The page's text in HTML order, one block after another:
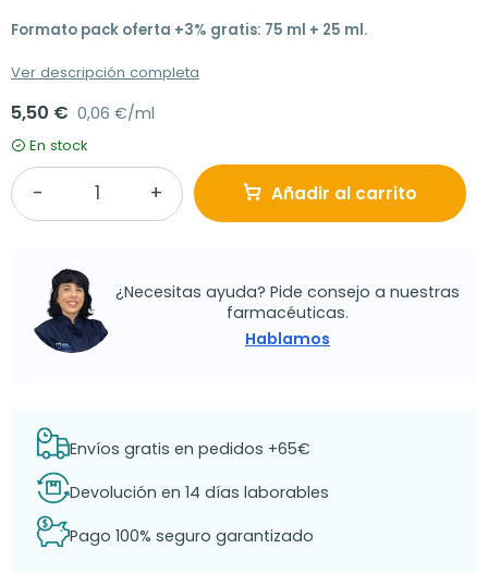
Formato pack oferta +3% gratis: 75 ml + 25 ml.
Ver descripción completa
5,50 € 0,06 €/ml
En stock
Añadir al carrito
¿Necesitas ayuda? Pide consejo a nuestras
farmacéuticas.
Hablamos
Envíos gratis en pedidos +65€
Devolución en 14 días laborables
Pago 100% seguro garantizado